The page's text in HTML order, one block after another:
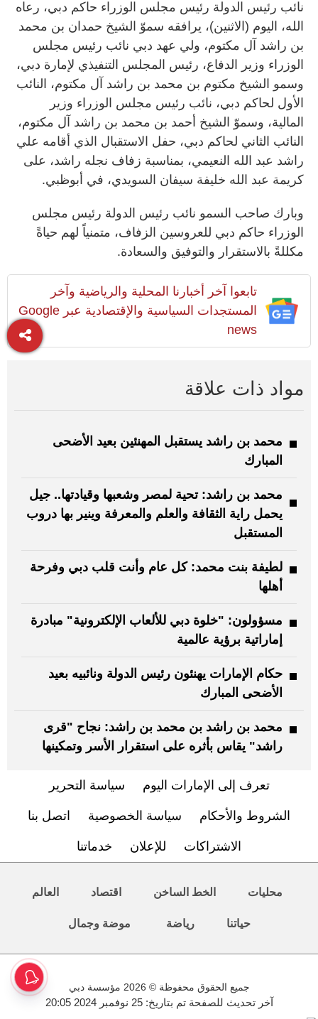
نائب رئيس الدولة رئيس مجلس الوزراء حاكم دبي، رعاه
الله، اليوم (الاثنين)، يرافقه سموّ الشيخ حمدان بن محمد
بن راشد آل مكتوم، ولي عهد دبي نائب رئيس مجلس
الوزراء وزير الدفاع، رئيس المجلس التنفيذي لإمارة دبي،
وسمو الشيخ مكتوم بن محمد بن راشد آل مكتوم، النائب
الأول لحاكم دبي، نائب رئيس مجلس الوزراء وزير
المالية، وسموّ الشيخ أحمد بن محمد بن راشد آل مكتوم،
النائب الثاني لحاكم دبي، حفل الاستقبال الذي أقامه علي
راشد عبد الله النعيمي، بمناسبة زفاف نجله راشد، على
كريمة عبد الله خليفة سيفان السويدي، في أبوظبي.
وبارك صاحب السمو نائب رئيس الدولة رئيس مجلس
الوزراء حاكم دبي للعروسين الزفاف، متمنياً لهم حياةً
مكللةً بالاستقرار والتوفيق والسعادة.
تابعوا آخر أخبارنا المحلية والرياضية وآخر
المستجدات السياسية والإقتصادية عبر Google
news
مواد ذات علاقة
محمد بن راشد يستقبل المهنئين بعيد الأضحى
المبارك
محمد بن راشد: تحية لمصر وشعبها وقيادتها.. جيل
يحمل راية الثقافة والعلم والمعرفة وينير بها دروب
المستقبل
لطيفة بنت محمد: كل عام وأنت قلب دبي وفرحة
أهلها
مسؤولون: "خلوة دبي للألعاب الإلكترونية" مبادرة
إماراتية برؤية عالمية
حكام الإمارات يهنئون رئيس الدولة ونائبيه بعيد
الأضحى المبارك
محمد بن راشد بن محمد بن راشد: نجاح "قرى
راشد" يقاس بأثره على استقرار الأسر وتمكينها
تعرف إلى الإمارات اليوم سياسة التحرير
الشروط والأحكام سياسة الخصوصية اتصل بنا
الاشتراكات للإعلان خدماتنا
محليات الخط الساخن اقتصاد العالم
حياتنا رياضة موضة وجمال
جميع الحقوق محفوظة © 2026 مؤسسة دبي
آخر تحديث للصفحة تم بتاريخ: 25 نوفمبر 2024 20:05